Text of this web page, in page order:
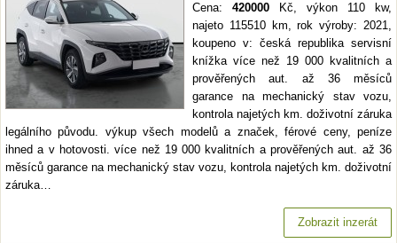
Cena: 420000 Kč, výkon 110 kw,
najeto 115510 km, rok výroby: 2021,
koupeno v: česká republika servisní
knížka více než 19 000 kvalitních a
prověřených aut. až 36 měsíců
garance na mechanický stav vozu,
kontrola najetých km. doživotní záruka
legálního původu. výkup všech modelů a značek, férové ceny, peníze
ihned a v hotovosti. více než 19 000 kvalitních a prověřených aut. až 36
měsíců garance na mechanický stav vozu, kontrola najetých km. doživotní
záruka…
Zobrazit inzerát